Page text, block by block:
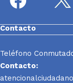
Contacto
Teléfono
Contacto: